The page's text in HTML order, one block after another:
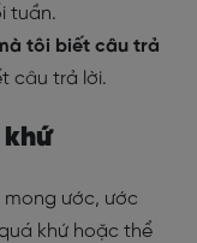
tuần.
tôi biết câu trả
câu trả lời.
khứ
ước, ước
khứ hoặc thể